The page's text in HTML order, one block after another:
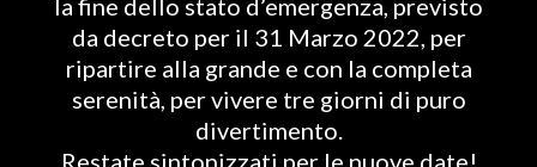
da decreto per il 31 Marzo 2022, per
ripartire alla grande e con la completa
serenità, per vivere tre giorni di puro
divertimento.
Restate sintonizzati per le nuove date!